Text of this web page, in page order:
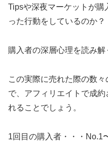
Tipsや深夜マーケットが購
った行動をしているのか？
購入者の深層心理を読み解
この実際に売れた際の数
で、アフィリエイトで成
れることでしょう。
1回目の購入者・・・No.1